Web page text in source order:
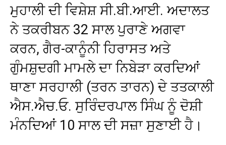
ਮੁਹਾਲੀ ਦੀ ਵਿਸ਼ੇਸ਼ ਸੀ.ਬੀ.ਆਈ. ਅਦਾਲਤ
ਨੇ ਤਕਰੀਬਨ 32 ਸਾਲ ਪੁਰਾਣੇ ਅਗਵਾ
ਕਰਨ, ਗੈਰ-ਕਾਨੂੰਨੀ ਹਿਰਾਸਤ ਅਤੇ
ਗੁੰਮਸ਼ੁਦਗੀ ਮਾਮਲੇ ਦਾ ਨਿਬੇੜਾ ਕਰਦਿਆਂ
ਥਾਣਾ ਸਰਹਾਲੀ (ਤਰਨ ਤਾਰਨ) ਦੇ ਤਤਕਾਲੀ
ਐਸ.ਐਚ.ਓ. ਸੁਰਿੰਦਰਪਾਲ ਸਿੰਘ ਨੂੰ ਦੋਸ਼ੀ
ਮੰਨਦਿਆਂ 10 ਸਾਲ ਦੀ ਸਜ਼ਾ ਸੁਣਾਈ ਹੈ।